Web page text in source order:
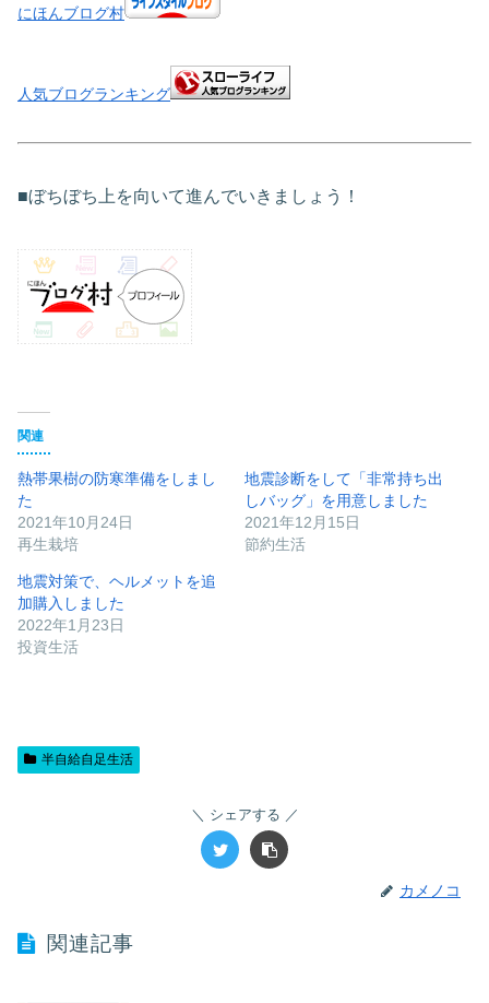
にほんブログ村
人気ブログランキング
■ぼちぼち上を向いて進んでいきましょう！
関連
熱帯果樹の防寒準備をしまし
た
2021年10月24日
再生栽培
地震診断をして「非常持ち出
しバッグ」を用意しました
2021年12月15日
節約生活
地震対策で、ヘルメットを追
加購入しました
2022年1月23日
投資生活
半自給自足生活
シェアする
カメノコ
関連記事